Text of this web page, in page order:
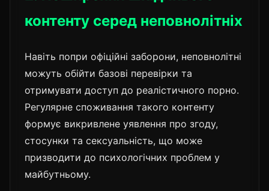
контенту серед неповнолітніх
Навіть попри офіційні заборони, неповнолітні
можуть обійти базові перевірки та
отримувати доступ до реалістичного порно.
Регулярне споживання такого контенту
формує викривлене уявлення про згоду,
стосунки та сексуальність, що може
призводити до психологічних проблем у
майбутньому.